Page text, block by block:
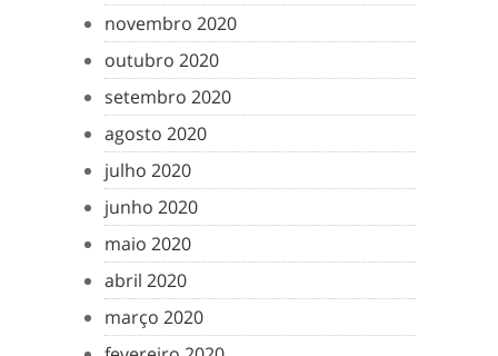
novembro 2020
outubro 2020
setembro 2020
agosto 2020
julho 2020
junho 2020
maio 2020
abril 2020
março 2020